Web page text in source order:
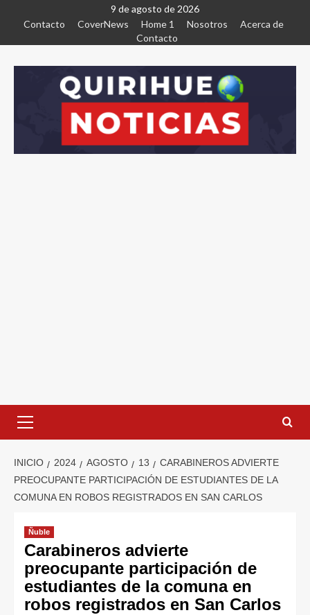
9 de agosto de 2026
Contacto
CoverNews Home 1 Nosotros
Acerca de
Contacto
INICIO 2024 AGOSTO 13
CARABINEROS ADVIERTE
PREOCUPANTE PARTICIPACIÓN DE ESTUDIANTES DE LA
COMUNA EN ROBOS REGISTRADOS EN SAN CARLOS
Ñuble
Carabineros advierte
preocupante participación de
estudiantes de la comuna en
robos registrados en San Carlos